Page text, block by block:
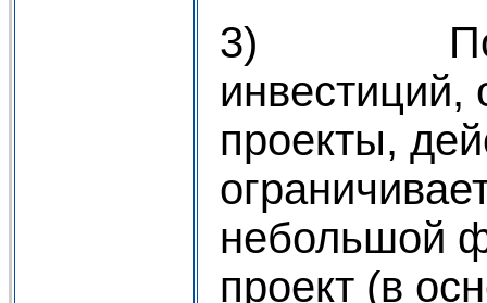
3) По
проекты,
небольшой
проект (в